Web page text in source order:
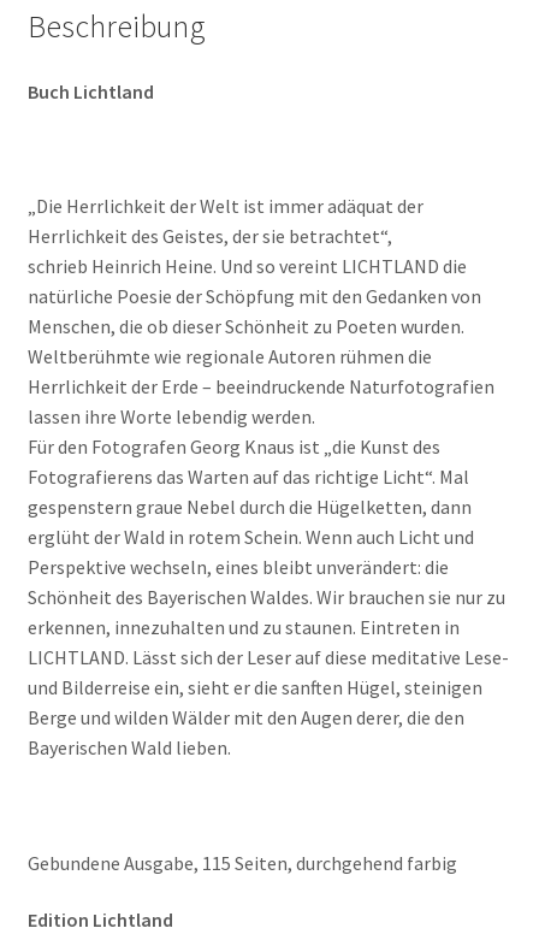
Beschreibung
Buch Lichtland
„Die Herrlichkeit der Welt ist immer adäquat der
Herrlichkeit des Geistes, der sie betrachtet“,
schrieb Heinrich Heine. Und so vereint LICHTLAND die
natürliche Poesie der Schöpfung mit den Gedanken von
Menschen, die ob dieser Schönheit zu Poeten wurden.
Weltberühmte wie regionale Autoren rühmen die
Herrlichkeit der Erde – beeindruckende Naturfotografien
lassen ihre Worte lebendig werden.
Für den Fotografen Georg Knaus ist „die Kunst des
Fotografierens das Warten auf das richtige Licht“. Mal
gespenstern graue Nebel durch die Hügelketten, dann
erglüht der Wald in rotem Schein. Wenn auch Licht und
Perspektive wechseln, eines bleibt unverändert: die
Schönheit des Bayerischen Waldes. Wir brauchen sie nur zu
erkennen, innezuhalten und zu staunen. Eintreten in
LICHTLAND. Lässt sich der Leser auf diese meditative Lese-
und Bilderreise ein, sieht er die sanften Hügel, steinigen
Berge und wilden Wälder mit den Augen derer, die den
Bayerischen Wald lieben.
Gebundene Ausgabe, 115 Seiten, durchgehend farbig
Edition Lichtland